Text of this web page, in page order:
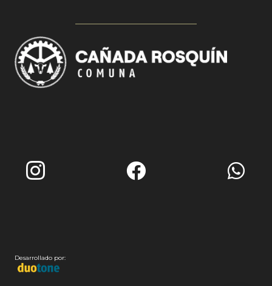
Desarrollado por: